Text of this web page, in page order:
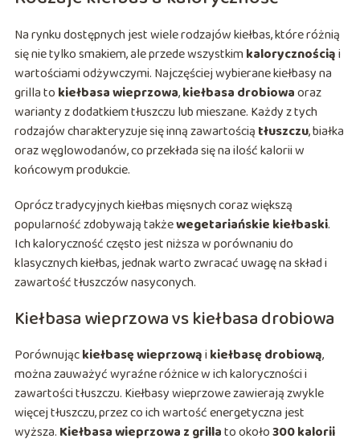
Na rynku dostępnych jest wiele rodzajów kiełbas, które różnią
się nie tylko smakiem, ale przede wszystkimkalorycznościąi
wartościami odżywczymi. Najczęściej wybierane kiełbasy na
grilla to kiełbasa wieprzowa,kiełbasa drobiowaoraz
warianty z dodatkiem tłuszczu lub mieszane. Każdy z tych
rodzajów charakteryzuje się inną zawartością tłuszczu, białka
oraz węglowodanów, co przekłada się na ilość kalorii w
końcowym produkcie.
Oprócz tradycyjnych kiełbas mięsnych coraz większą
popularność zdobywają takżewegetariańskie kiełbaski.
Ich kaloryczność często jest niższa w porównaniu do
klasycznych kiełbas, jednak warto zwracać uwagę na skład i
zawartość tłuszczów nasyconych.
Kiełbasa wieprzowa vs kiełbasa drobiowa
Porównująckiełbasę wieprzowąi kiełbasę drobiową,
można zauważyć wyraźne różnice w ich kaloryczności i
zawartości tłuszczu. Kiełbasy wieprzowe zawierają zwykle
więcej tłuszczu, przez co ich wartość energetyczna jest
wyższa. Kiełbasa wieprzowa z grillato około300 kalorii